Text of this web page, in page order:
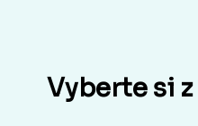
Vyberte si